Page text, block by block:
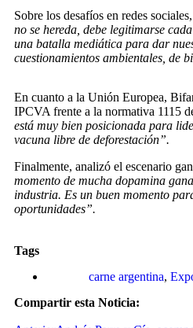
Sobre los desafíos en redes
no se hereda, debe legitimarse
una batalla mediática para dar
cuestionamientos ambientales, de
En cuanto a la Unión Europea,
IPCVA frente a la normativa 1115
está muy bien posicionada para
vacuna libre de deforestación”.
Finalmente, analizó el escenario
momento de mucha dopamina
industria. Es un buen momento
oportunidades”.
Tags
carne argentina,
Compartir esta Noticia: